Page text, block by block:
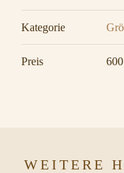
Kategorie
Preis
WEITERE